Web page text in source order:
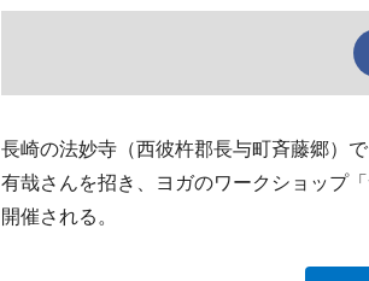
長崎の法妙寺（西彼杵郡長与町斉藤郷）
有哉さんを招き、ヨガのワークショップ
開催される。